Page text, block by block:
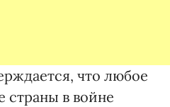
что любое
страны в войне